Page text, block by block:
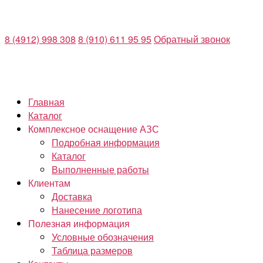
содержимому
8 (4912) 998 308 8 (910) 611 95 95Обратный звонок
Главная
Каталог
Комплексное оснащение АЗС
Подробная информация
Каталог
Выполненные работы
Клиентам
Доставка
Нанесение логотипа
Полезная информация
Условные обозначения
Таблица размеров